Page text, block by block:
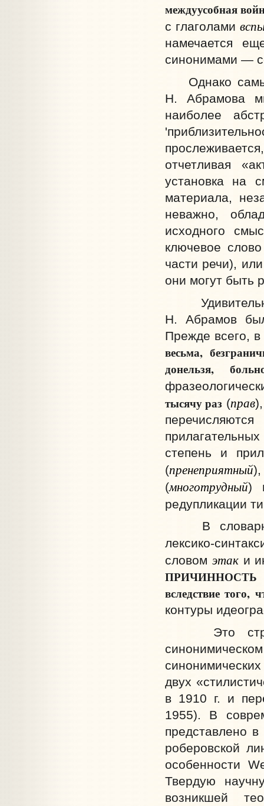
междуусобная
с глаголами
намечается
синонимами —
Однако самые
Н. Абрамова
наиболее
отчетливая
установка на
материала,
неважно,
исходного
ключевое
части речи),
они могут быть
Н. Абрамов
Прежде всего,
весьма,
донельзя,
тысячу раз (прав
степень и
(пренеприятный
(многотрудный)
редупликации
В
лексико-
словом этаки
ПРИЧИННОСТЬ
вследствие того,
контуры
Это
двух
в 1910 г. и
1955). В
представлено
роберовской
особенности
Твердую
возникшей